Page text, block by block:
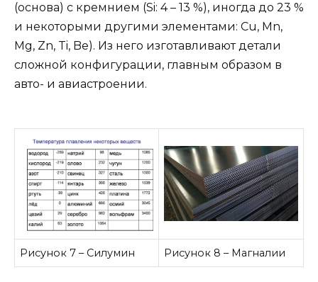
(основа) с кремнием (Si: 4 – 13 %), иногда до 23 %
и некоторыми другими элементами: Cu, Mn,
Mg, Zn, Ti, Be). Из него изготавливают детали
сложной конфигурации, главным образом в
авто- и авиастроении.
Рисунок 7 – Силумин Рисунок 8 – Магналии